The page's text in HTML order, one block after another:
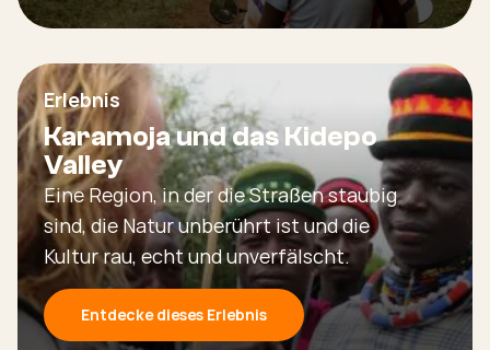
Erlebnis
Karamoja und das Kidepo
Valley
Eine Region, in der die Straßen staubig
sind, die Natur unberührt ist und die
Kultur rau, echt und unverfälscht.
Entdecke dieses Erlebnis